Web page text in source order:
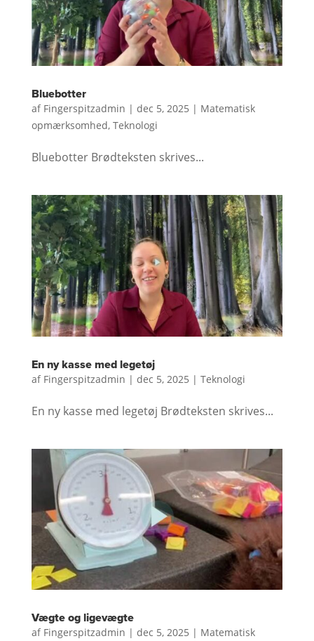
Bluebotter
af Fingerspitzadmin | dec 5, 2025 | Matematisk
opmærksomhed, Teknologi
Bluebotter Brødteksten skrives...
En ny kasse med legetøj
af Fingerspitzadmin | dec 5, 2025 | Teknologi
En ny kasse med legetøj Brødteksten skrives...
Vægte og ligevægte
af Fingerspitzadmin | dec 5, 2025 | Matematisk